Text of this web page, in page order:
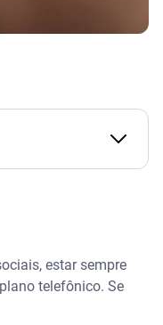
estar sempre
telefônico. Se